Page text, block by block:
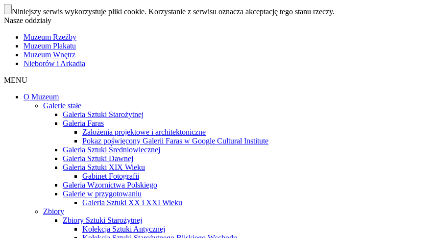
Niniejszy serwis wykorzystuje pliki cookie. Korzystanie z serwisu oznacza akceptację tego stanu rzeczy.
Nasze oddziały
Muzeum Rzeźby
Muzeum Plakatu
Muzeum Wnętrz
Nieborów i Arkadia
MENU
O Muzeum
Galerie stałe
Galeria Sztuki Starożytnej
Galeria Faras
Założenia projektowe i architektoniczne
Pokaz poświęcony Galerii Faras w Google Cultural Institute
Galeria Sztuki Średniowiecznej
Galeria Sztuki Dawnej
Galeria Sztuki XIX Wieku
Gabinet Fotografii
Galeria Wzornictwa Polskiego
Galerie w przygotowaniu
Galeria Sztuki XX i XXI Wieku
Zbiory
Zbiory Sztuki Starożytnej
Kolekcja Sztuki Antycznej